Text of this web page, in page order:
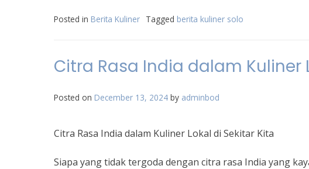
Posted in Berita Kuliner Tagged berita kuliner solo
Citra Rasa India dalam Kuliner
Posted on December 13, 2024 by adminbod
Citra Rasa India dalam Kuliner Lokal di Sekitar Kita
Siapa yang tidak tergoda dengan citra rasa India yang